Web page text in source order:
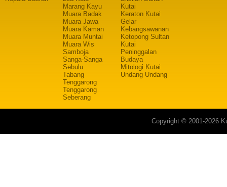
Marang Kayu
Muara Badak
Muara Jawa
Muara Kaman
Muara Muntai
Muara Wis
Samboja
Sanga-Sanga
Sebulu
Tabang
Tenggarong
Tenggarong
Seberang
Kutai
Keraton Kutai
Gelar
Kebangsawanan
Ketopong Sultan
Kutai
Peninggalan
Budaya
Mitologi Kutai
Undang Undang
Copyright © 2001-2026